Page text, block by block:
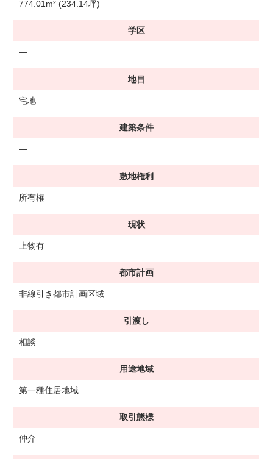
774.01m² (234.14坪)
学区
―
地目
宅地
建築条件
―
敷地権利
所有権
現状
上物有
都市計画
非線引き都市計画区域
引渡し
相談
用途地域
第一種住居地域
取引態様
仲介